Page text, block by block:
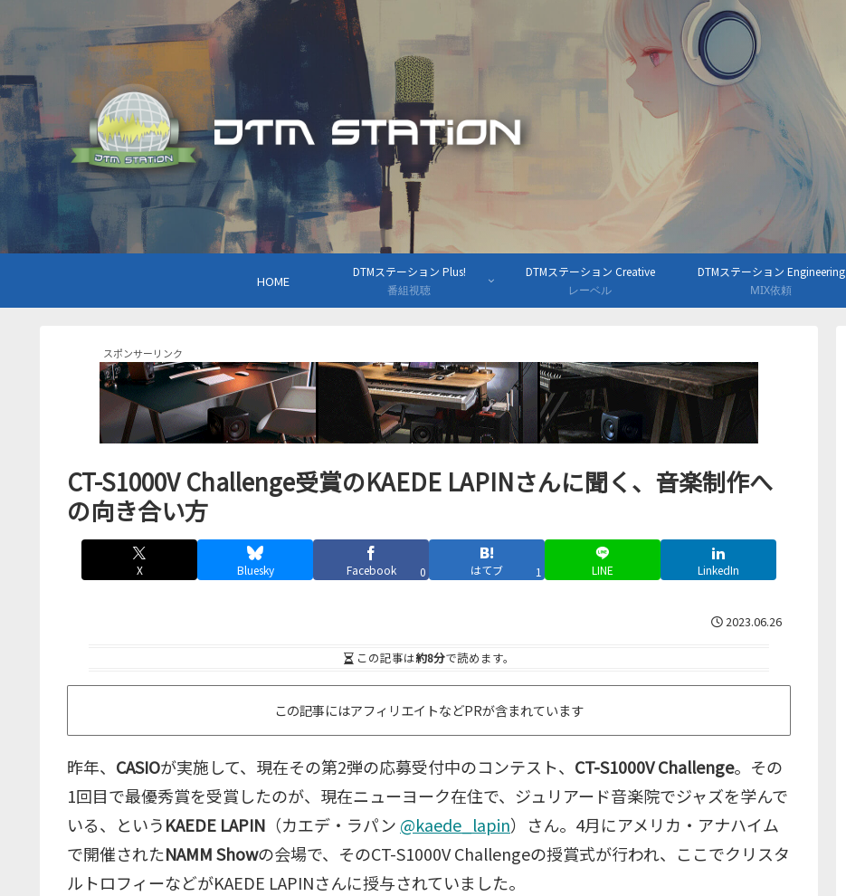
HOME
DTMステーション Plus!
番組視聴
DTMステーション Creative
レーベル
DTMステーション Engineering
MIX依頼
スポンサーリンク
CT-S1000V Challenge受賞のKAEDE LAPINさんに聞く、音楽制作へ
の向き合い方
X Bluesky Facebook 0 はてブ 1 LINE LinkedIn
2023.06.26
この記事は約8分で読めます。
この記事にはアフィリエイトなどPRが含まれています
昨年、 CASIOが実施して、現在その第2弾の応募受付中のコンテスト、 CT-S1000V Challenge。その
1回目で最優秀賞を受賞したのが、現在ニューヨーク在住で、ジュリアード音楽院でジャズを学んで
いる、というKAEDE LAPIN （カエデ・ラパン @kaede_lapin）さん。4月にアメリカ・アナハイム
で開催されたNAMM Showの会場で、そのCT-S1000V Challengeの授賞式が行われ、ここでクリスタ
ルトロフィーなどがKAEDE LAPINさんに授与されていました。